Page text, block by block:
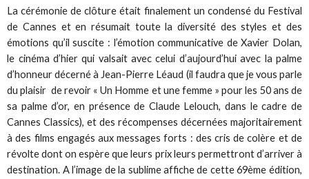
La cérémonie de clôture était finalement un condensé du Festival
de Cannes et en résumait toute la diversité des styles et des
émotions qu’il suscite : l’émotion communicative de Xavier Dolan,
le cinéma d’hier qui valsait avec celui d’aujourd’hui avec la palme
d’honneur décerné à Jean-Pierre Léaud (il faudra que je vous parle
du plaisir de revoir « Un Homme et une femme » pour les 50 ans de
sa palme d’or, en présence de Claude Lelouch, dans le cadre de
Cannes Classics), et des récompenses décernées majoritairement
à des films engagés aux messages forts : des cris de colère et de
révolte dont on espère que leurs prix leurs permettront d’arriver à
destination. A l’image de la sublime affiche de cette 69ème édition,